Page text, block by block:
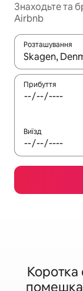
Знаходьте та
Airbnb
Розташування
Отримавши
Прибуття
Виїзд